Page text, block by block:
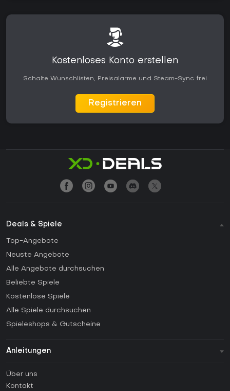
Kostenloses Konto erstellen
Schalte Wunschlisten, Preisalarme und Steam-Sync frei
Registrieren
Deals & Spiele
Top-Angebote
Neuste Angebote
Alle Angebote durchsuchen
Beliebte Spiele
Kostenlose Spiele
Alle Spiele durchsuchen
Spieleshops & Gutscheine
Anleitungen
Anleitungen
Über uns
Kontakt